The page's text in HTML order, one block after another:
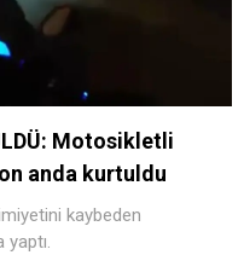
Motosikletli
anda kurtuldu
kaybeden